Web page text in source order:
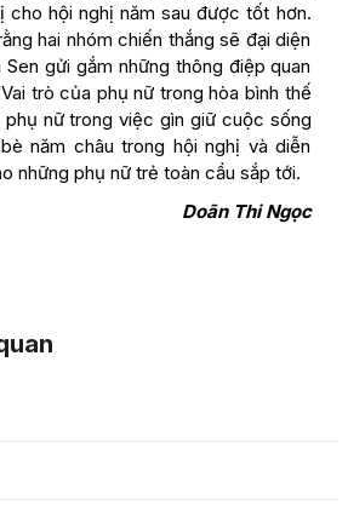
cho hội nghị năm sau được tốt hơn.
hai nhóm chiến thắng sẽ đại diện
gửi gắm những thông điệp quan
trò của phụ nữ trong hòa bình thế
phụ nữ trong việc gìn giữ cuộc sống
năm châu trong hội nghị và diễn
những phụ nữ trẻ toàn cầu sắp tới.
Doãn Thi Ngọc